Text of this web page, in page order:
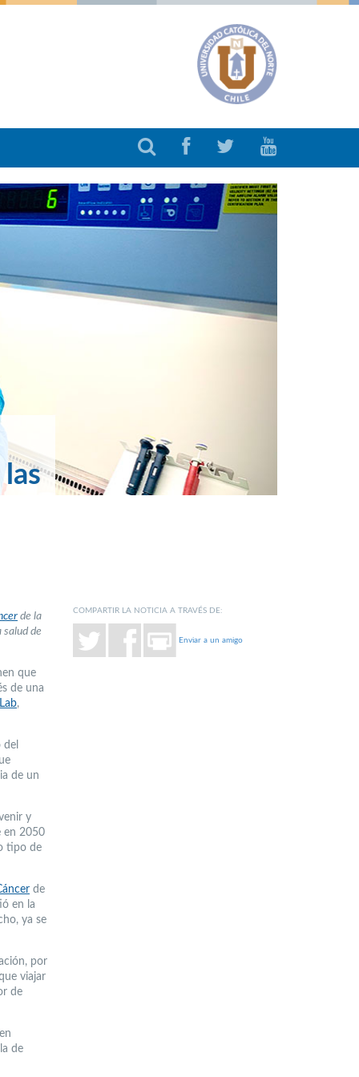
de la
salud de
que
de una
,
de un
y
en 2050
tipo de
de
en la
ya se
por
viajar
de
de
COMPARTIR LA NOTICIA A TRAVÉS DE:
Enviar a un amigo